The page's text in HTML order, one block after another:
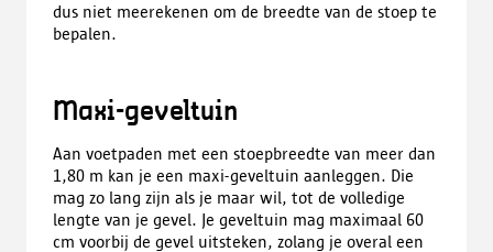
dus niet meerekenen om de breedte van de stoep te
bepalen.
Maxi-geveltuin
Aan voetpaden met een stoepbreedte van meer dan
1,80 m kan je een maxi-geveltuin aanleggen. Die
mag zo lang zijn als je maar wil, tot de volledige
lengte van je gevel. Je geveltuin mag maximaal 60
cm voorbij de gevel uitsteken, zolang je overal een